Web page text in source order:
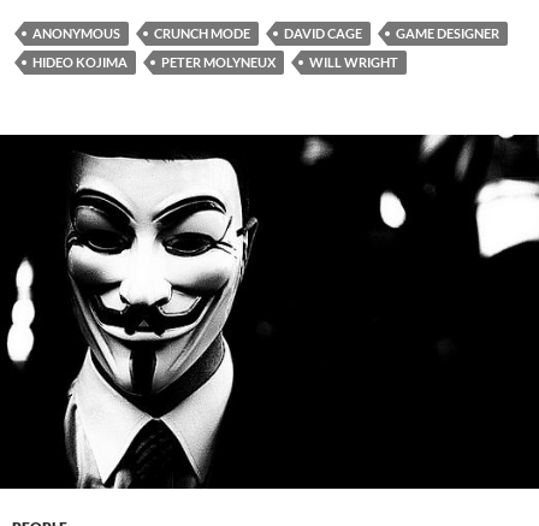
ANONYMOUS CRUNCH MODE DAVID CAGE
GAME DESIGNER
HIDEO KOJIMA
PETER MOLYNEUX WILL WRIGHT